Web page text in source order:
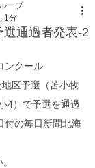
選通過者発表-2
ープ
1分
ンクール
区予選（苫小牧
4）で予選を通過
付の毎日新聞北海